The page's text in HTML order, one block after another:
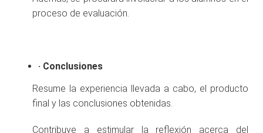
proceso de evaluación.
· Conclusiones
Resume la experiencia llevada a cabo, el producto
final y las conclusiones obtenidas.
Contribuye a estimular la reflexión acerca del